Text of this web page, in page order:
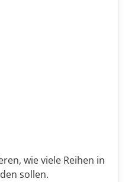
wie viele Reihen in
sollen.